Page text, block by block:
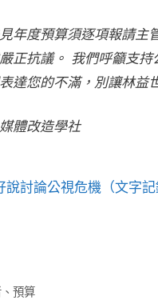
年度預算須逐項報請
正抗議。 我們呼籲支
達您的不滿，別讓林
體改造學社
說討論公視危機（文字記
、 預算